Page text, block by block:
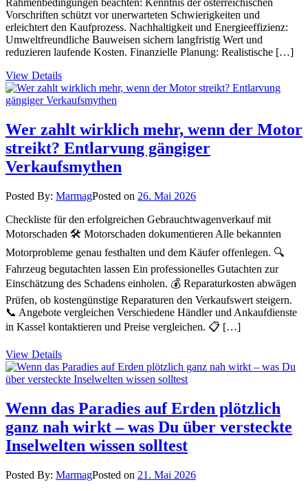
Vorschriften schützt vor unerwarteten Schwierigkeiten und
erleichtert den Kaufprozess. Nachhaltigkeit und Energieeffizienz:
Umweltfreundliche Bauweisen sichern langfristig Wert und
reduzieren laufende Kosten. Finanzielle Planung: Realistische […]
View Details
Wer zahlt wirklich mehr, wenn der Motor
streikt? Entlarvung gängiger
Verkaufsmythen
Posted By: MarmagPosted on 26. Mai 2026
Checkliste für den erfolgreichen Gebrauchtwagenverkauf mit
Motorschaden 🛠️ Motorschaden dokumentieren Alle bekannten
Motorprobleme genau festhalten und dem Käufer offenlegen. 🔍
Fahrzeug begutachten lassen Ein professionelles Gutachten zur
Einschätzung des Schadens einholen. 💰 Reparaturkosten abwägen
Prüfen, ob kostengünstige Reparaturen den Verkaufswert steigern.
📞 Angebote vergleichen Verschiedene Händler und Ankaufdienste
in Kassel kontaktieren und Preise vergleichen. 📋 […]
View Details
Wenn das Paradies auf Erden plötzlich
ganz nah wirkt – was Du über versteckte
Inselwelten wissen solltest
Posted By: MarmagPosted on 21. Mai 2026